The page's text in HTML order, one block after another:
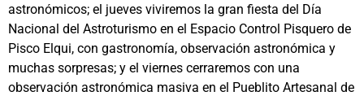
astronómicos; el jueves viviremos la gran fiesta del Día
Nacional del Astroturismo en el Espacio Control Pisquero de
Pisco Elqui, con gastronomía, observación astronómica y
muchas sorpresas; y el viernes cerraremos con una
observación astronómica masiva en el Pueblito Artesanal de